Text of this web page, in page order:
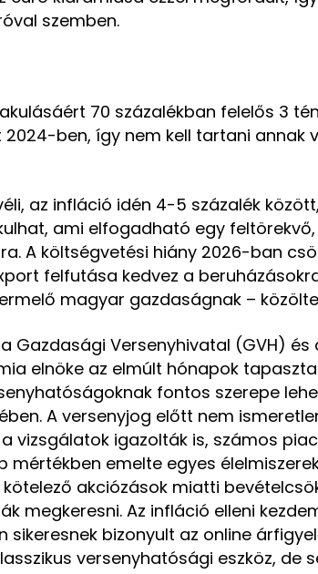
szemben.
70 százalékban felelős 3
ben, így nem kell tartani annak
az infláció idén 4-5 százalék
ami elfogadható egy
A költségvetési hiány 2026-ban
felfutása kedvez a
magyar gazdaságnak –
Gazdasági Versenyhivatal (GVH) és
elnöke az elmúlt hónapok
fontos szerepe
A versenyjog előtt nem
vizsgálatok igazolták is, számos
mértékben emelte egyes
akciózások miatti
megkeresni. Az infláció elleni
sikeresnek bizonyult az online
versenyhatósági eszköz, de